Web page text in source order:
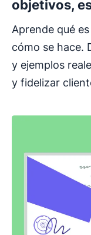
objetivos,
Aprende qué
cómo se hace.
y ejemplos
y fidelizar